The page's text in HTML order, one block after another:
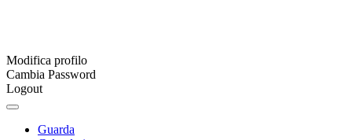
Modifica profilo
Cambia Password
Logout
Guarda